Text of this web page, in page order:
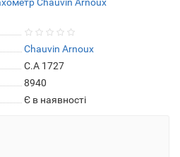
Chauvin Arnoux
C.A 1727
8940
Є в наявності